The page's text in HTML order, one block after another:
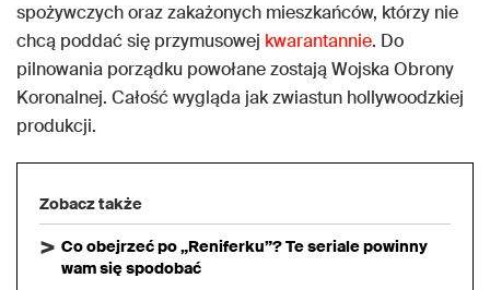
spożywczych oraz zakażonych mieszkańców, którzy nie
chcą poddać się przymusowej kwarantannie. Do
pilnowania porządku powołane zostają Wojska Obrony
Koronalnej. Całość wygląda jak zwiastun hollywoodzkiej
produkcji.
Zobacz także
Co obejrzeć po „Reniferku”? Te seriale powinny
wam się spodobać